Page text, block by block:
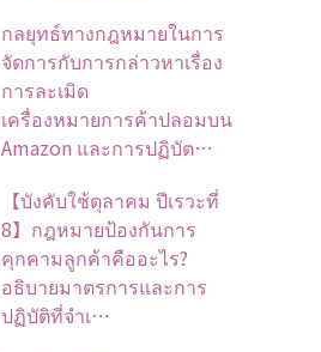
กลยุทธ์ทางกฎหมายในการ
จัดการกับการกล่าวหาเรื่อง
การละเมิด
เครื่องหมายการค้าปลอมบน
Amazon และการปฏิบัต…
【บังคับใช้ตุลาคม ปีเรวะที่
8】กฎหมายป้องกันการ
คุกคามลูกค้าคืออะไร?
อธิบายมาตรการและการ
ปฏิบัติที่จำเ…